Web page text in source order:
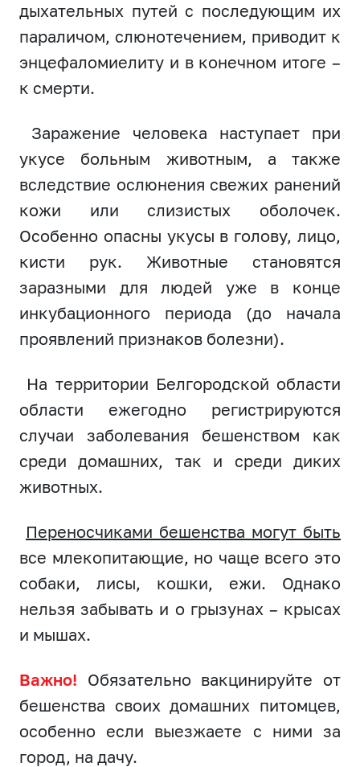
дыхательных путей с последующим их
параличом, слюнотечением, приводит к
энцефаломиелиту и в конечном итоге –
к смерти.
Заражение человека наступает при
укусе больным животным, а также
вследствие ослюнения свежих ранений
кожи или слизистых оболочек.
Особенно опасны укусы в голову, лицо,
кисти рук. Животные становятся
заразными для людей уже в конце
инкубационного периода (до начала
проявлений признаков болезни).
На территории Белгородской области
области ежегодно регистрируются
случаи заболевания бешенством как
среди домашних, так и среди диких
животных.
Переносчиками бешенства могут быть
все млекопитающие, но чаще всего это
собаки, лисы, кошки, ежи. Однако
нельзя забывать и о грызунах – крысах
и мышах.
Важно! Обязательно вакцинируйте от
бешенства своих домашних питомцев,
особенно если выезжаете с ними за
город, на дачу.